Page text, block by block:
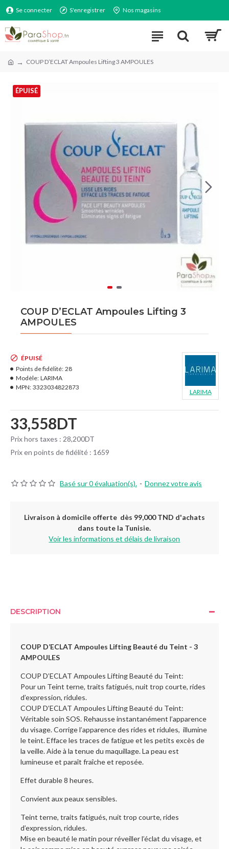
Se connecter S'enregistrer Nos magasins
COUP D’ECLAT Ampoules Lifting 3 AMPOULES
ÉPUISÉ
COUP D’ECLAT Ampoules Lifting 3
AMPOULES
Basé sur 0 évaluation(s). - Donnez votre avis
33,558DT
Prix hors taxes : 28,200DT
Prix en points de fidélité : 1659
ÉPUISÉ
Points de fidélité: 28
Modèle: LARIMA
MPN: 3323034822873
LARIMA
Livraison à domicile offerte dès 99,000 TND d'achats
dans toute la Tunisie.
Voir les informations et délais de livraison
DESCRIPTION
COUP D’ECLAT Ampoules Lifting Beauté du Teint - 3
AMPOULES
COUP D’ECLAT Ampoules Lifting Beauté du Teint:
Pour un Teint terne, traits fatigués, nuit trop courte, rides
d’expression, ridules.
COUP D’ECLAT Ampoules Lifting Beauté du Teint:
Véritable soin SOS. Rehausse instantanément l’apparence
du visage. Corrige l’apparence des rides et ridules, illumine
le teint. Efface les traces de fatigue et les petits excès de
la veille. Aide à la tenue du maquillage. La peau est
lumineuse et paraît fraîche et reposée.
Effet durable 8 heures.
Convient aux peaux sensibles.
Teint terne, traits fatigués, nuit trop courte, rides
d’expression, ridules.
Mise en beauté le matin pour réveiller l’éclat du visage, et